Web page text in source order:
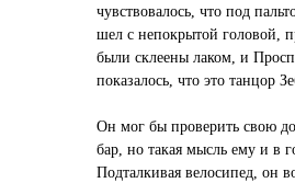
чувствовалось, что под
шел с непокрытой головой,
были склеены лаком, и
показалось, что это танцор
Он мог бы проверить свою
бар, но такая мысль ему и в
Подталкивая велосипед, он